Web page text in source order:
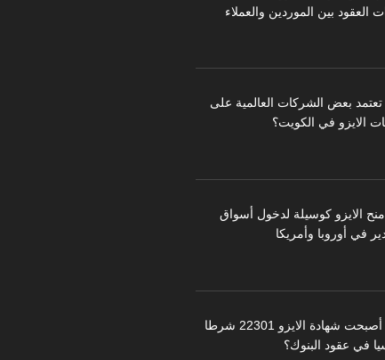
العقود بين الموردين والعملاء
تعتمد بعض الشركات العالمية على
الايزو في الكويت؟
الايزو كوسيلة لدخول أسواق
في أوروبا وأمريكا
لماذا أصبحت شهادة الايزو 22301 شرطا
في عقود البنوك؟